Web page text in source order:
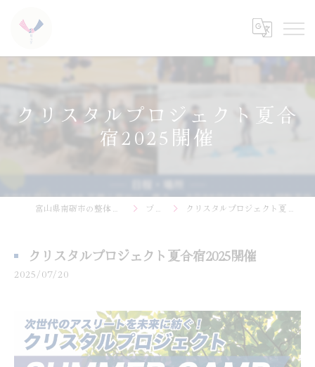
クリスタルプロジェクト夏合
宿2025開催
ブログ クリスタルプロジェクト夏合宿2025開催
クリスタルプロジェクト夏合宿2025開催
2025/07/20